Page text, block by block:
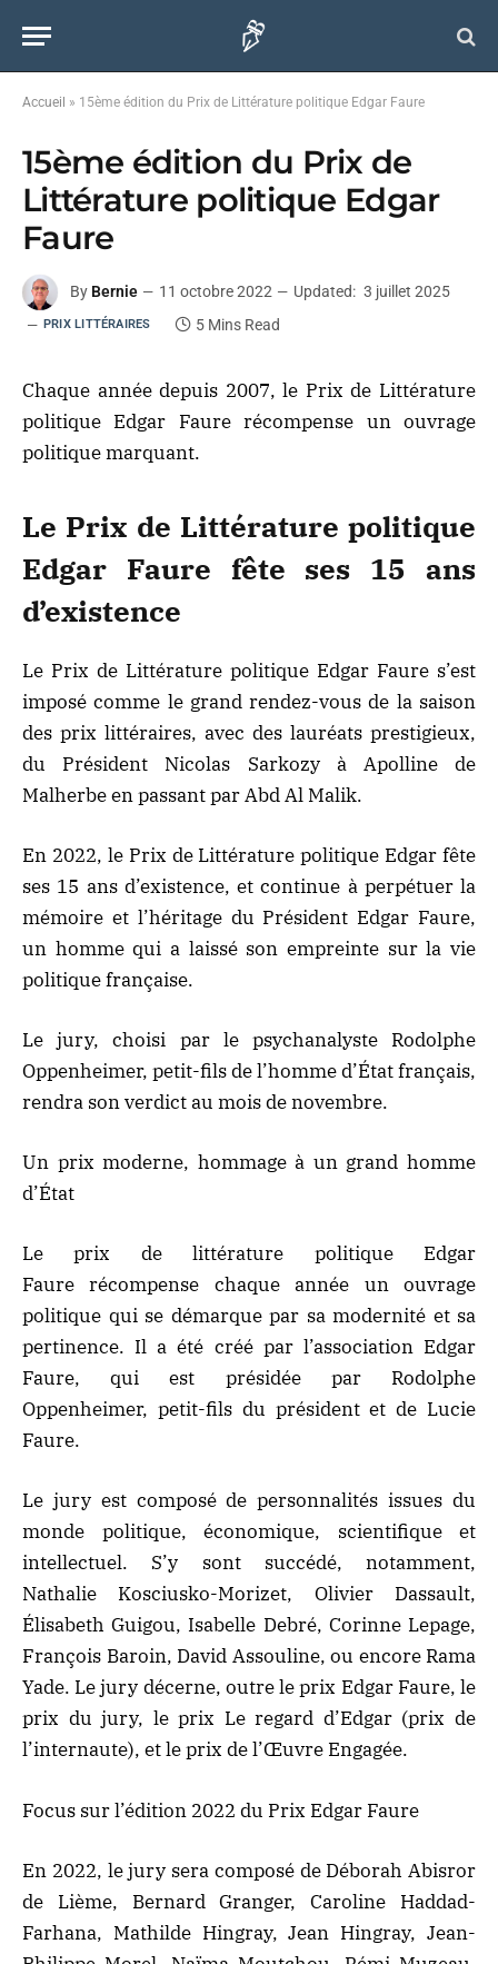
Accueil » 15ème édition du Prix de Littérature politique Edgar Faure
15ème édition du Prix de
Littérature politique Edgar
Faure
By Bernie 11 octobre 2022 Updated: 3 juillet 2025
PRIX LITTÉRAIRES 5 Mins Read
Chaque année depuis 2007, le Prix de Littérature
politique Edgar Faure récompense un ouvrage
politique marquant.
Le Prix de Littérature politique
Edgar Faure fête ses 15 ans
d’existence
Le Prix de Littérature politique Edgar Faure s’est
imposé comme le grand rendez-vous de la saison
des prix littéraires, avec des lauréats prestigieux,
du Président Nicolas Sarkozy à Apolline de
Malherbe en passant par Abd Al Malik.
En 2022, le Prix de Littérature politique Edgar fête
ses 15 ans d’existence, et continue à perpétuer la
mémoire et l’héritage du Président Edgar Faure,
un homme qui a laissé son empreinte sur la vie
politique française.
Le jury, choisi par le psychanalyste Rodolphe
Oppenheimer, petit-fils de l’homme d’État français,
rendra son verdict au mois de novembre.
Un prix moderne, hommage à un grand homme
d’État
Le prix de littérature politique Edgar
Faure récompense chaque année un ouvrage
politique qui se démarque par sa modernité et sa
pertinence. Il a été créé par l’association Edgar
Faure, qui est présidée par Rodolphe
Oppenheimer, petit-fils du président et de Lucie
Faure.
Le jury est composé de personnalités issues du
monde politique, économique, scientifique et
intellectuel. S’y sont succédé, notamment,
Nathalie Kosciusko-Morizet, Olivier Dassault,
Élisabeth Guigou, Isabelle Debré, Corinne Lepage,
François Baroin, David Assouline, ou encore Rama
Yade. Le jury décerne, outre le prix Edgar Faure, le
prix du jury, le prix Le regard d’Edgar (prix de
l’internaute), et le prix de l’Œuvre Engagée.
Focus sur l’édition 2022 du Prix Edgar Faure
En 2022, le jury sera composé de Déborah Abisror
de Lième, Bernard Granger, Caroline Haddad-
Farhana, Mathilde Hingray, Jean Hingray, Jean-